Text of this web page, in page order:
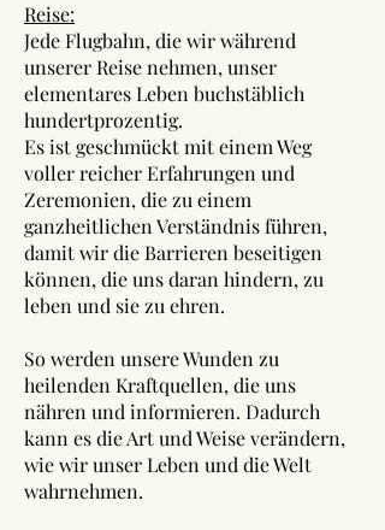
Reise:
Jede Flugbahn, die wir während
unserer Reise nehmen, unser
elementares Leben buchstäblich
hundertprozentig.
Es ist geschmückt mit einem Weg
voller reicher Erfahrungen und
Zeremonien, die zu einem
ganzheitlichen Verständnis führen,
damit wir die Barrieren beseitigen
können, die uns daran hindern, zu
leben und sie zu ehren.
So werden unsere Wunden zu
heilenden Kraftquellen, die uns
nähren und informieren. Dadurch
kann es die Art und Weise verändern,
wie wir unser Leben und die Welt
wahrnehmen.